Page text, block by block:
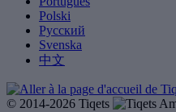
Polski
Русский
Svenska
中文
© 2014-2026 Tiqets